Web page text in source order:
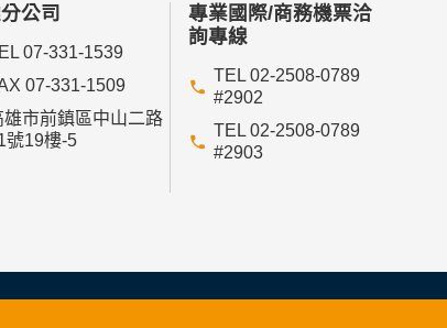
公司
07-331-1539
07-331-1509
雄市前鎮區中山二路
號19樓-5
專業國際/商務機票洽
詢專線
TEL 02-2508-0789
#2902
TEL 02-2508-0789
#2903